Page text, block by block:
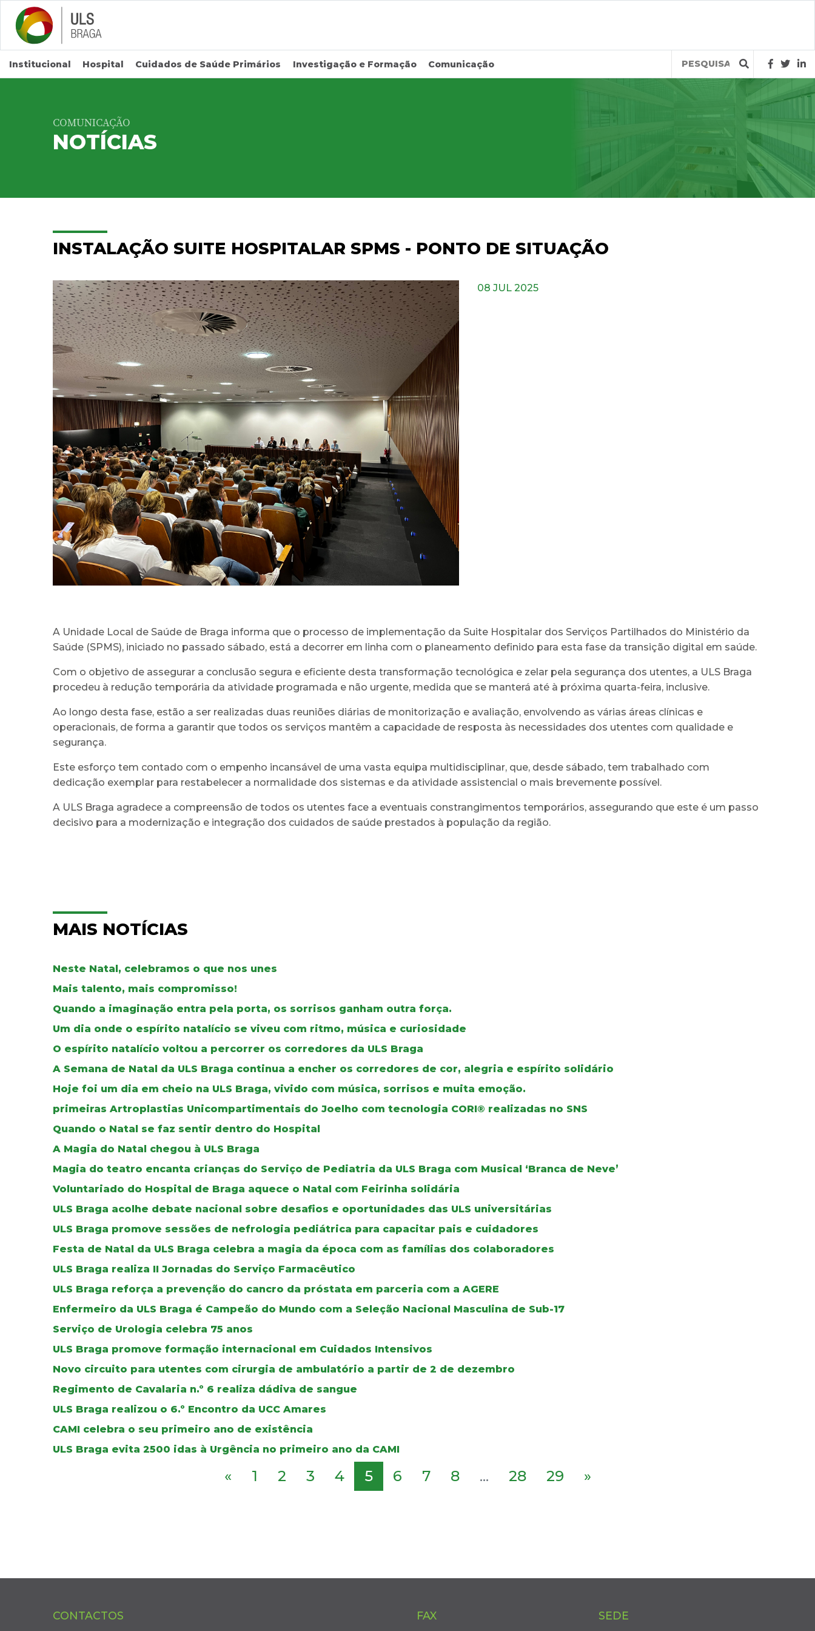
Saltar para conteúdo principal
Institucional Hospital Cuidados de Saúde Primários Investigação e Formação Comunicação
Query
COMUNICAÇÃO
NOTÍCIAS
INSTALAÇÃO SUITE HOSPITALAR SPMS - PONTO DE SITUAÇÃO
08 JUL 2025
A Unidade Local de Saúde de Braga informa que o processo de implementação da Suite Hospitalar dos Serviços Partilhados do Ministério da
Saúde (SPMS), iniciado no passado sábado, está a decorrer em linha com o planeamento definido para esta fase da transição digital em saúde.
Com o objetivo de assegurar a conclusão segura e eficiente desta transformação tecnológica e zelar pela segurança dos utentes, a ULS Braga
procedeu à redução temporária da atividade programada e não urgente, medida que se manterá até à próxima quarta-feira, inclusive.
Ao longo desta fase, estão a ser realizadas duas reuniões diárias de monitorização e avaliação, envolvendo as várias áreas clínicas e
operacionais, de forma a garantir que todos os serviços mantêm a capacidade de resposta às necessidades dos utentes com qualidade e
segurança.
Este esforço tem contado com o empenho incansável de uma vasta equipa multidisciplinar, que, desde sábado, tem trabalhado com
dedicação exemplar para restabelecer a normalidade dos sistemas e da atividade assistencial o mais brevemente possível.
A ULS Braga agradece a compreensão de todos os utentes face a eventuais constrangimentos temporários, assegurando que este é um passo
decisivo para a modernização e integração dos cuidados de saúde prestados à população da região.
MAIS NOTÍCIAS
Neste Natal, celebramos o que nos unes
Mais talento, mais compromisso!
Quando a imaginação entra pela porta, os sorrisos ganham outra força.
Um dia onde o espírito natalício se viveu com ritmo, música e curiosidade
O espírito natalício voltou a percorrer os corredores da ULS Braga
A Semana de Natal da ULS Braga continua a encher os corredores de cor, alegria e espírito solidário
Hoje foi um dia em cheio na ULS Braga, vivido com música, sorrisos e muita emoção.
primeiras Artroplastias Unicompartimentais do Joelho com tecnologia CORI® realizadas no SNS
Quando o Natal se faz sentir dentro do Hospital
A Magia do Natal chegou à ULS Braga
Magia do teatro encanta crianças do Serviço de Pediatria da ULS Braga com Musical ‘Branca de Neve’
Voluntariado do Hospital de Braga aquece o Natal com Feirinha solidária
ULS Braga acolhe debate nacional sobre desafios e oportunidades das ULS universitárias
ULS Braga promove sessões de nefrologia pediátrica para capacitar pais e cuidadores
Festa de Natal da ULS Braga celebra a magia da época com as famílias dos colaboradores
ULS Braga realiza II Jornadas do Serviço Farmacêutico
ULS Braga reforça a prevenção do cancro da próstata em parceria com a AGERE
Enfermeiro da ULS Braga é Campeão do Mundo com a Seleção Nacional Masculina de Sub-17
Serviço de Urologia celebra 75 anos
ULS Braga promove formação internacional em Cuidados Intensivos
Novo circuito para utentes com cirurgia de ambulatório a partir de 2 de dezembro
Regimento de Cavalaria n.º 6 realiza dádiva de sangue
ULS Braga realizou o 6.º Encontro da UCC Amares
CAMI celebra o seu primeiro ano de existência
ULS Braga evita 2500 idas à Urgência no primeiro ano da CAMI
« 1 2 3 4 5 6 7 8 ... 28 29 »
CONTACTOS FAX SEDE